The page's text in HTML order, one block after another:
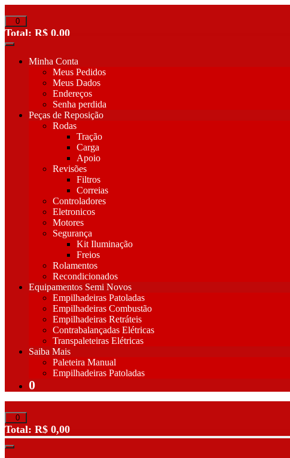
para
o
conteúdo
0
Total: R$ 0,00
Minha Conta
Meus Pedidos
Meus Dados
Endereços
Senha perdida
Peças de Reposição
Rodas
Tração
Carga
Apoio
Revisões
Filtros
Correias
Controladores
Eletronicos
Motores
Segurança
Kit Iluminação
Freios
Rolamentos
Recondicionados
Equipamentos Semi Novos
Empilhadeiras Patoladas
Empilhadeiras Combustão
Empilhadeiras Retráteis
Contrabalançadas Elétricas
Transpaleteiras Elétricas
Saiba Mais
Paleteira Manual
Empilhadeiras Patoladas
0
Total: R$ 0,00